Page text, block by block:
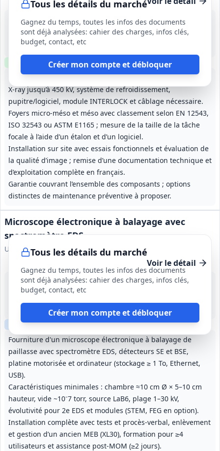
Tous les détails du marché
Gagnez du temps, toutes les infos des documents
sont déjà analysées: cahier des charges, infos clés,
budget, contact, etc
Créer mon compte et débloquer
Fourniture d’un générateur haute tension complet avec tube
X‑ray jusqu’à 450 kV, système de refroidissement,
pupitre/logiciel, module INTERLOCK et câblage nécessaire.
Foyers micro‑méso et méso avec classement selon EN 12543,
ISO 32543 ou ASTM E1165 ; mesure de la taille de la tâche
focale à l’aide d’un étalon et d’un logiciel.
Installation sur site avec essais fonctionnels et évaluation de
la qualité d’image ; remise d’une documentation technique et
d’exploitation complète en français.
Garantie couvrant l’ensemble des composants ; options
distinctes de maintenance préventive à proposer.
24 août 2026
Gif-sur-Yvette (91)
Clause environnementale Clause sociale
Tous les détails du marché
Gagnez du temps, toutes les infos des documents
sont déjà analysées: cahier des charges, infos clés,
budget, contact, etc
Créer mon compte et débloquer
Microscope électronique à balayage avec
spectromètre EDS
Université Gustave Eiffel
Voir le détail
Fourniture d'un microscope électronique à balayage de
paillasse avec spectromètre EDS, détecteurs SE et BSE,
platine motorisée et ordinateur (stockage ≥ 1 To, Ethernet,
USB).
Caractéristiques minimales : chambre ≈10 cm Ø × 5–10 cm
hauteur, vide ~10⁻7 torr, source LaB6, plage 1–30 kV,
évolutivité pour 2e EDS et modules (STEM, FEG en option).
Installation complète avec tests et procès-verbal, enlèvement
et gestion d’un ancien MEB (XL30), formation pour ≥4
utilisateurs et assistance post-MOM (≥2 jours).
26 août 2026
Marne-la-Vallée (77)
Clause sociale